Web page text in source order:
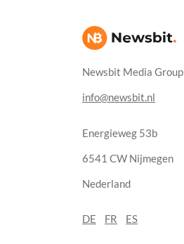
Newsbit Media Group
info@newsbit.nl
Energieweg 53b
6541 CW Nijmegen
Nederland
DE FR ES